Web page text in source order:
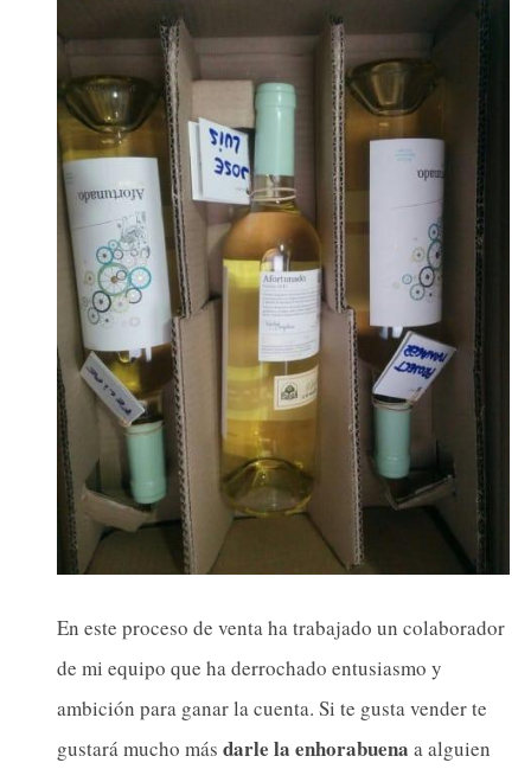
En este proceso de venta ha trabajado un colaborador
de mi equipo que ha derrochado entusiasmo y
ambición para ganar la cuenta. Si te gusta vender te
gustará mucho más darle la enhorabuena a alguien